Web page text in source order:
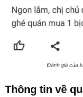
Đánh giá của
Thông tin về